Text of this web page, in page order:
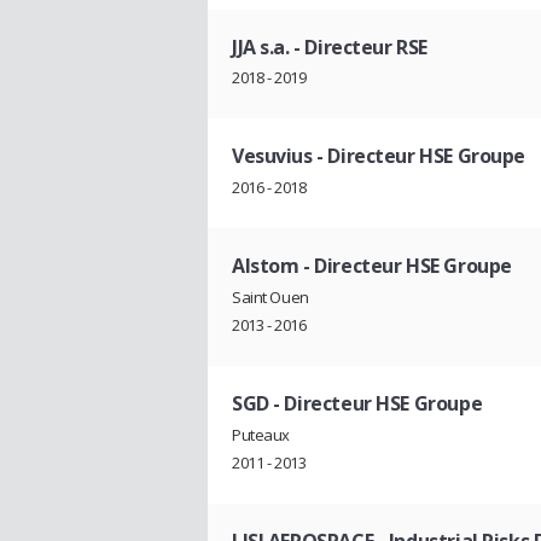
JJA s.a.- Directeur RSE
2018 - 2019
Vesuvius- Directeur HSE Groupe
2016 - 2018
Alstom - Directeur HSE Groupe
Saint Ouen
2013 - 2016
SGD- Directeur HSE Groupe
Puteaux
2011 - 2013